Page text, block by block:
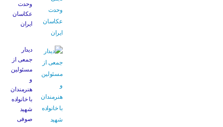
وحدت
عکاسان
ایران
دیدار
جمعی از
مسئولین
و
هنرمندان
با خانواده
شهید
صوفی